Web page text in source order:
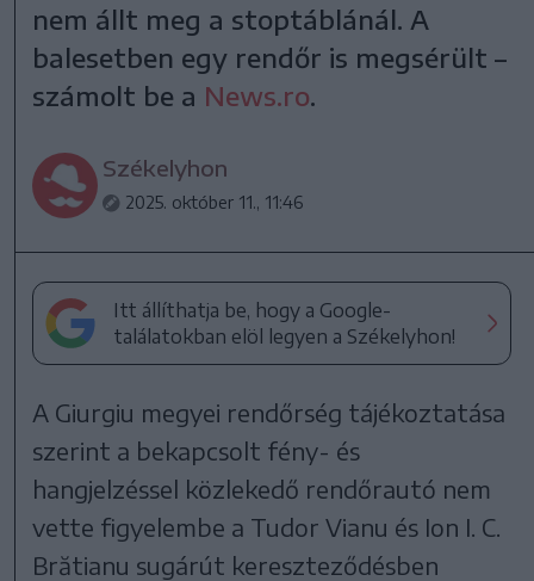
nem állt meg a stoptáblánál. A
balesetben egy rendőr is megsérült –
számolt be a News.ro.
Székelyhon
2025. október 11., 11:46
Itt állíthatja be, hogy a Google-
találatokban elöl legyen a Székelyhon!
A Giurgiu megyei rendőrség tájékoztatása
szerint a bekapcsolt fény- és
hangjelzéssel közlekedő rendőrautó nem
vette figyelembe a Tudor Vianu és Ion I. C.
Brătianu sugárút kereszteződésben